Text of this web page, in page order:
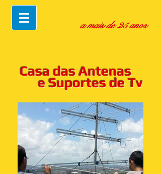
a mais de 25 anos
Casa das Antenas
e Suportes de Tv